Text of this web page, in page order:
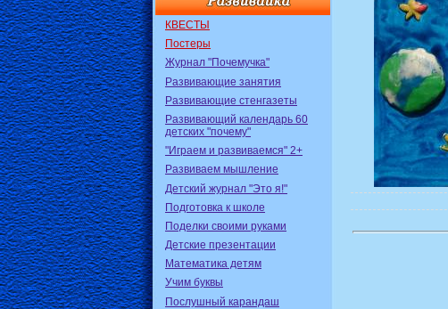
КВЕСТЫ
Постеры
Журнал "Почемучка"
Развивающие занятия
Развивающие стенгазеты
Развивающий календарь 60
детских "почему"
"Играем и развиваемся" 2+
Развиваем мышление
Детский журнал "Это я!"
Подготовка к школе
Поделки своими руками
Детские презентации
Математика детям
Учим буквы
Послушный карандаш